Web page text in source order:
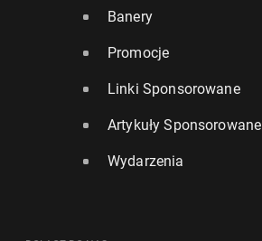
Banery
Promocje
Linki Sponsorowane
Artykuły Sponsorowane
Wydarzenia